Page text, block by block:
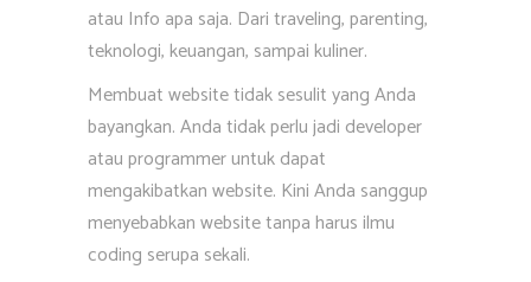
atau Info apa saja. Dari traveling, parenting,
teknologi, keuangan, sampai kuliner.
Membuat website tidak sesulit yang Anda
bayangkan. Anda tidak perlu jadi developer
atau programmer untuk dapat
mengakibatkan website. Kini Anda sanggup
menyebabkan website tanpa harus ilmu
coding serupa sekali.